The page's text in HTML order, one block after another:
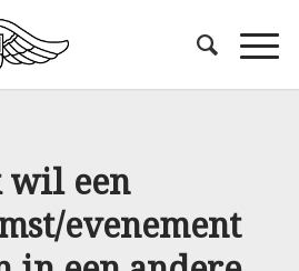
wil een
evenement